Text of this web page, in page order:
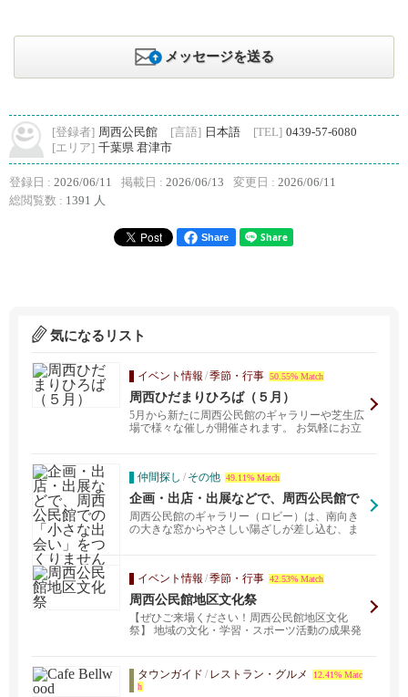
メッセージを送る
[登録者] 周西公民館 [言語] 日本語 [TEL] 0439-57-6080
[エリア] 千葉県 君津市
登録日 : 2026/06/11 掲載日 : 2026/06/13 変更日 : 2026/06/11
総閲覧数 : 1391 人
Share
気になるリスト
イベント情報 /季節・行事 50.55% Match
周西ひだまりひろば（５月）
5月から新たに周西公民館のギャラリーや芝生広
場で様々な催しが開催されます。 お気軽にお立
仲間探し / その他 49.11% Match
企画・出店・出展などで、周西公民館で
の「小さな出会い」をつくりませんか？
周西公民館のギャラリー（ロビー）は、南向き
の大きな窓からやさしい陽ざしが差し込む、ま
イベント情報 /季節・行事 42.53% Match
周西公民館地区文化祭
【ぜひご来場ください！周西公民館地区文化
祭】 地域の文化・学習・スポーツ活動の成果発
タウンガイド / レストラン・グルメ
12.41% Matc
h